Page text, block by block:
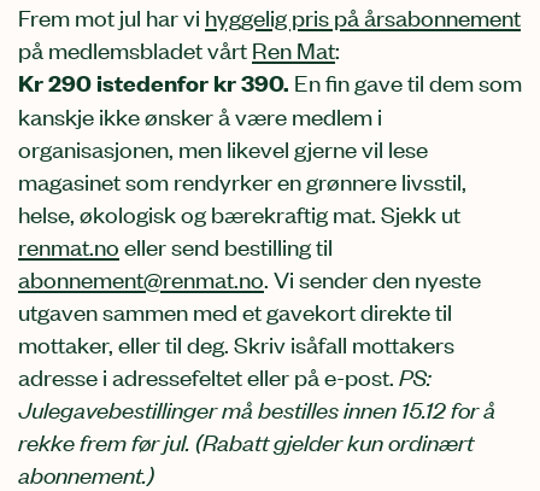
Frem mot jul har vi hyggelig pris på årsabonnement
på medlemsbladet vårt Ren Mat:
Kr 290 istedenfor kr 390. En fin gave til dem som
kanskje ikkeønsker å være medlem i
organisasjonen, men likevel gjerne vil lese
magasinet som rendyrker en grønnere livsstil,
helse, økologisk og bærekraftig mat. Sjekk ut
renmat.no eller send bestilling til
abonnement@renmat.no. Vi sender den nyeste
utgaven sammen med et gavekort direkte til
mottaker, eller til deg. Skriv isåfall mottakers
adresse i adressefeltet eller på e-post. PS:
Julegavebestillinger må bestilles innen 15.12 for å
rekke frem før jul. (Rabatt gjelder kun ordinært
abonnement.)